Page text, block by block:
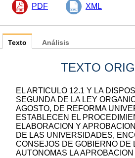
PDF XML
Texto
TEXTO
EL ARTICULO 12.1 Y LA
SEGUNDA DE LA LEY
AGOSTO, DE REFORMA
ESTABLECEN EL
ELABORACION Y
DE LAS UNIVERSIDADES,
CONSEJOS DE GOBIERNO DE
AUTONOMAS LA
Análisis